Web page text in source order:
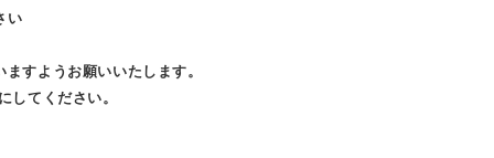
い
すようお願いいたします。
してください。